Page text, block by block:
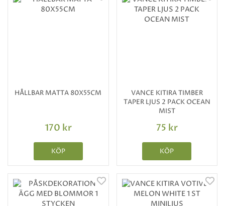
HÅLLBAR MATTA 80X55CM
170 kr
KÖP
VANCE KITIRA TIMBER
TAPER LJUS 2 PACK OCEAN
MIST
75 kr
KÖP